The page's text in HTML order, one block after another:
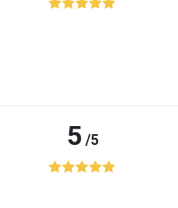
5/5